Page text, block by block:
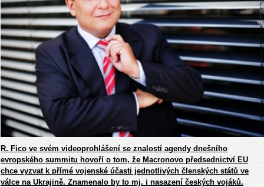
R. Fico ve svém videoprohlášení se znalostí agendy dnešního
evropského summitu hovoří o tom, že Macronovo předsednictví EU
chce vyzvat k přímé vojenské účasti jednotlivých členských států ve
válce na Ukrajině. Znamenalo by to mj. i nasazení českých vojáků.